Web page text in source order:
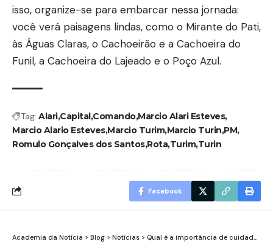
isso, organize-se para embarcar nessa jornada:
você verá paisagens lindas, como o Mirante do Pati,
às Águas Claras, o Cachoeirão e a Cachoeira do
Funil, a Cachoeira do Lajeado e o Poço Azul.
Tag: AlariCapitalComandoMarcio Alari Esteves
Marcio Alario EstevesMarcio TurimMarcio Turin PM
Romulo Gonçalves dos SantosRotaTurimTurin
Facebook
Academia da Notícia > Blog > Notícias > Qual é a importância de cuidados com a pele?